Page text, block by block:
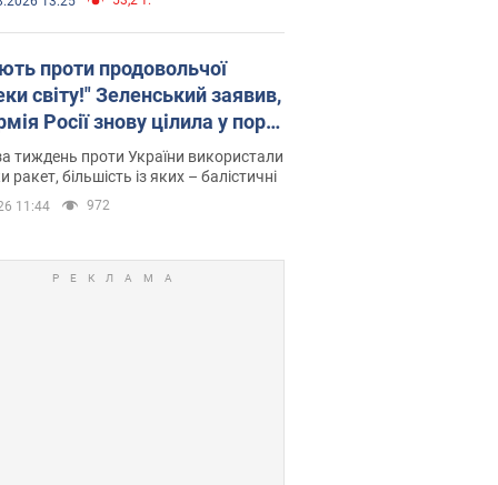
проти продовольчої
світу!" Зеленський заявив,
Росії знову цілила у порт
тиждень проти України використали
ракет, більшість із яких – балістичні
11:44 972